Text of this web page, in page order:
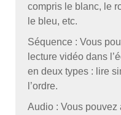
compris le blanc, le
le bleu, etc.
Séquence : Vous
lecture vidéo dans
en deux types : lire
l’ordre.
Audio : Vous pouvez